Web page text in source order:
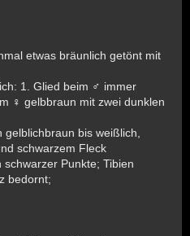
etwas bräunlich getönt mit
1. Glied beim ♂ immer
♀ gelbbraun mit zwei dunklen
bis weißlich,
schwarzem Fleck
Punkte; Tibien
bedornt;